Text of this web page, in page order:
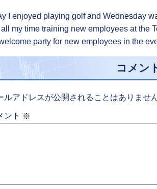
I enjoyed playing golf and Wednesday
all my time training new employees at
party for new employees in the
コメン
ルアドレスが公開されることはありません
ント ※